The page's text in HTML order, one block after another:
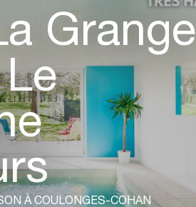
Grange
À COULONGES-COHAN